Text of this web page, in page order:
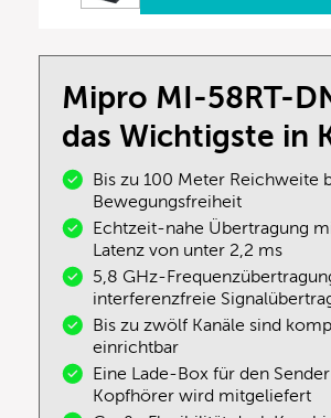
Mipro MI-58RT-
das Wichtigste in
Bis zu 100 Meter Reichweite
Bewegungsfreiheit
Echtzeit-nahe Übertragung
Latenz von unter 2,2 ms
5,8 GHz-
interferenzfreie
Bis zu zwölf Kanäle sind
einrichtbar
Eine Lade-Box für den
Kopfhörer wird mitgeliefert